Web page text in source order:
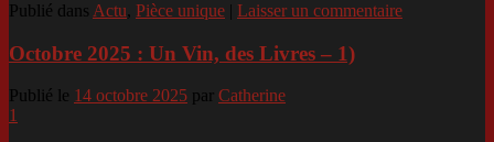
Publié dans Actu, Pièce unique | Laisser un commentaire
Octobre 2025 : Un Vin, des Livres – 1)
Publié le 14 octobre 2025 par Catherine
1